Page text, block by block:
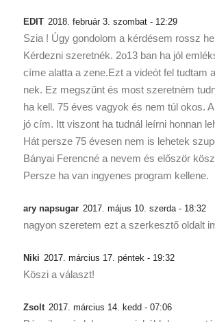
EDIT 2018. február 3. szombat - 12:29
Szia ! Úgy gondolom a kérdésem rossz
Kérdezni szeretnék. 2o13 ban ha jól
címe alatta a zene.Ezt a videót fel tudtam
nek. Ez megszűnt és most szeretném
ha kell. 75 éves vagyok és nem túl okos.
jó cím. Itt viszont ha tudnál leírni honnan
Hát persze 75 évesen nem is lehetek
Bányai Ferencné a nevem és először
Persze ha van ingyenes program kellene.
ary napsugar 2017. május 10. szerda - 18:32
nagyon szeretem ezt a szerkesztő oldalt
Niki 2017. március 17. péntek - 19:32
Köszi a választ!
Zsolt 2017. március 14. kedd - 07:06